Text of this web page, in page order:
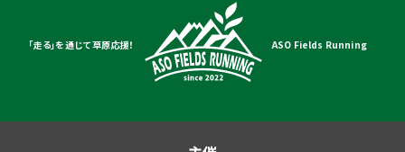
【ステイ&アクセスページ更新・宿泊およびシャトルバス予約販売の
また受付会場周辺の宿泊施設と、駐車場・空港・鉄道駅と会場を結
「走る」を通じて 草原応援！ ASO Fields Running